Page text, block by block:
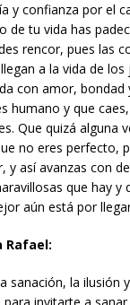
y confianza por el
de tu vida has
rencor, pues las
a la vida de
con amor, bondad
humano y que
Que quizá alguna
no eres perfecto,
y así avanzas con
que hay y
aún está por
Rafael:
sanación, la ilusión